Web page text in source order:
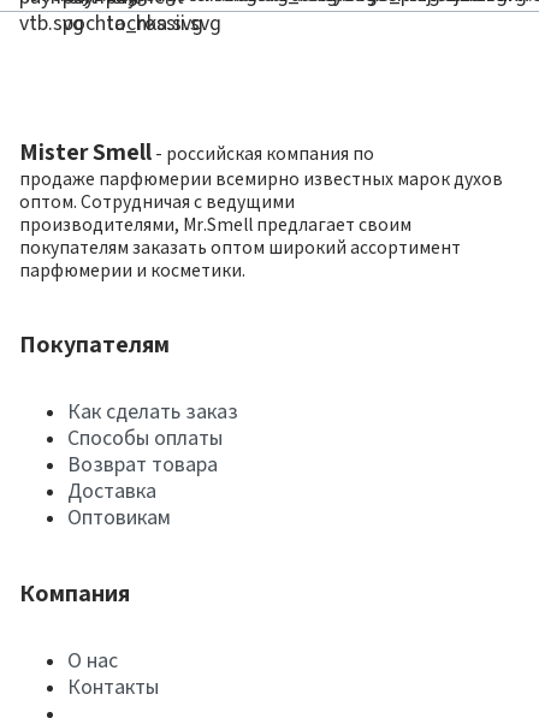
Mister Smell - российская компания по
продаже парфюмерии всемирно известных марок духов
оптом. Сотрудничая с ведущими
производителями, Mr.Smell предлагает своим
покупателям заказать оптом широкий ассортимент
парфюмерии и косметики.
Покупателям
Как сделать заказ
Способы оплаты
Возврат товара
Доставка
Оптовикам
Компания
О нас
Контакты